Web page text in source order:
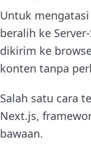
Untuk
beralih ke
dikirim ke
konten tanpa
Salah satu cara
Next.js,
bawaan.